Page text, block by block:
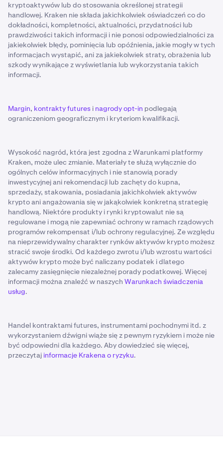
kryptoaktywów lub do stosowania określonej strategii
handlowej. Kraken nie składa jakichkolwiek oświadczeń co do
dokładności, kompletności, aktualności, przydatności lub
prawdziwości takich informacji i nie ponosi odpowiedzialności za
jakiekolwiek błędy, pominięcia lub opóźnienia, jakie mogły w tych
informacjach wystąpić, ani za jakiekolwiek straty, obrażenia lub
szkody wynikające z wyświetlania lub wykorzystania takich
informacji.
Margin, kontrakty futures i nagrody opt-in podlegają
ograniczeniom geograficznym i kryteriom kwalifikacji.
Wysokość nagród, która jest zgodna z Warunkami platformy
Kraken, może ulec zmianie. Materiały te służą wyłącznie do
ogólnych celów informacyjnych i nie stanowią porady
inwestycyjnej ani rekomendacji lub zachęty do kupna,
sprzedaży, stakowania, posiadania jakichkolwiek aktywów
krypto ani angażowania się w jakąkolwiek konkretną strategię
handlową. Niektóre produkty i rynki kryptowalut nie są
regulowane i mogą nie zapewniać ochrony w ramach rządowych
programów rekompensat i/lub ochrony regulacyjnej. Ze względu
na nieprzewidywalny charakter rynków aktywów krypto możesz
stracić swoje środki. Od każdego zwrotu i/lub wzrostu wartości
aktywów krypto może być naliczany podatek i dlatego
zalecamy zasięgnięcie niezależnej porady podatkowej. Więcej
informacji można znaleźć w naszych Warunkach świadczenia
usług.
Handel kontraktami futures, instrumentami pochodnymi itd. z
wykorzystaniem dźwigni wiąże się z pewnym ryzykiem i może nie
być odpowiedni dla każdego. Aby dowiedzieć się więcej,
przeczytaj informacje Krakena o ryzyku.